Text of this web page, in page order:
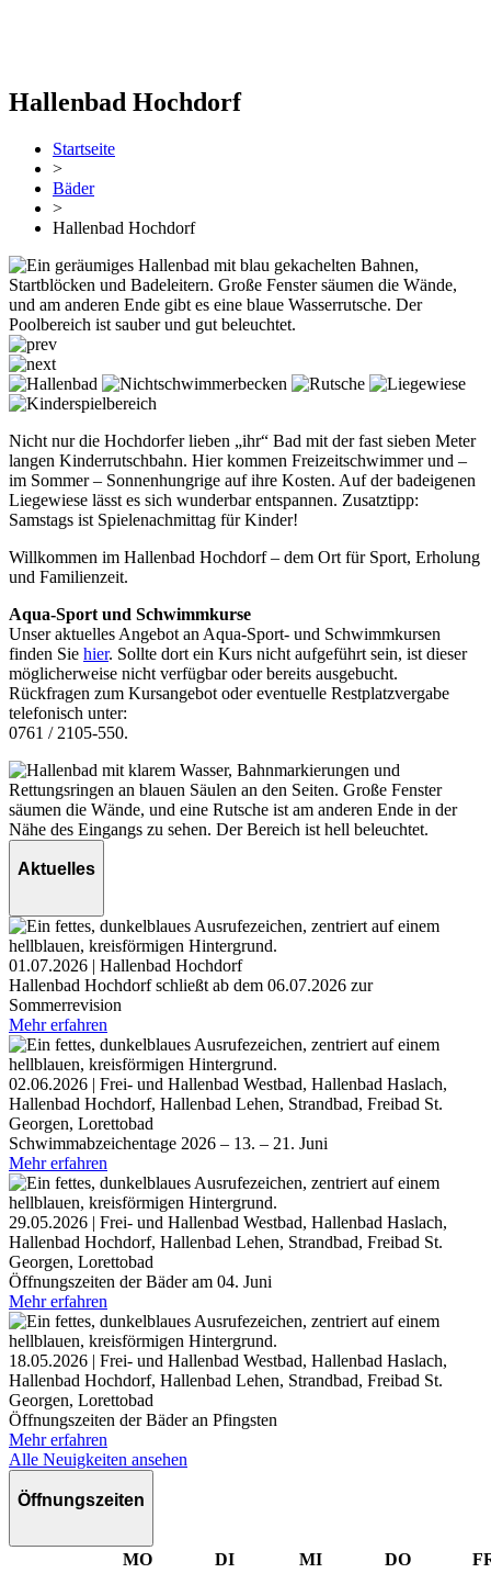
Hallenbad Hochdorf
Startseite
>
Bäder
>
Hallenbad Hochdorf
Nicht nur die Hochdorfer lieben „ihr“ Bad mit der fast sieben Meter
langen Kinderrutschbahn. Hier kommen Freizeitschwimmer und –
im Sommer – Sonnenhungrige auf ihre Kosten. Auf der badeigenen
Liegewiese lässt es sich wunderbar entspannen. Zusatztipp:
Samstags ist Spielenachmittag für Kinder!
Willkommen im Hallenbad Hochdorf – dem Ort für Sport, Erholung
und Familienzeit.
Aqua-Sport und Schwimmkurse
Unser aktuelles Angebot an Aqua-Sport- und Schwimmkursen
finden Sie hier. Sollte dort ein Kurs nicht aufgeführt sein, ist dieser
möglicherweise nicht verfügbar oder bereits ausgebucht.
Rückfragen zum Kursangebot oder eventuelle Restplatzvergabe
telefonisch unter:
0761 / 2105-550.
Aktuelles
01.07.2026 | Hallenbad Hochdorf
Hallenbad Hochdorf schließt ab dem 06.07.2026 zur
Sommerrevision
Mehr erfahren
02.06.2026 | Frei- und Hallenbad Westbad, Hallenbad Haslach,
Hallenbad Hochdorf, Hallenbad Lehen, Strandbad, Freibad St.
Georgen, Lorettobad
Schwimmabzeichentage 2026 – 13. – 21. Juni
Mehr erfahren
29.05.2026 | Frei- und Hallenbad Westbad, Hallenbad Haslach,
Hallenbad Hochdorf, Hallenbad Lehen, Strandbad, Freibad St.
Georgen, Lorettobad
Öffnungszeiten der Bäder am 04. Juni
Mehr erfahren
18.05.2026 | Frei- und Hallenbad Westbad, Hallenbad Haslach,
Hallenbad Hochdorf, Hallenbad Lehen, Strandbad, Freibad St.
Georgen, Lorettobad
Öffnungszeiten der Bäder an Pfingsten
Mehr erfahren
Alle Neuigkeiten ansehen
Öffnungszeiten
MO DI MI DO